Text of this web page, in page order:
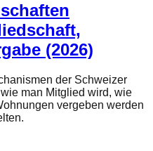
(2026)
der Schweizer
man Mitglied wird, wie
vergeben werden